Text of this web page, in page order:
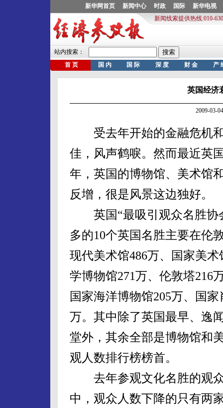
英国经济
2009-03-
受去年开始的金融危机和
佳，风声鹤唳。然而最近英
年，英国的博物馆、美术馆
反增，很是风景这边独好。
英国“最吸引观众名胜协
多的10个英国名胜主要在伦
现代美术馆486万、国家美
学博物馆271万、伦敦塔216
国家海洋博物馆205万、国
万。其中除了英国最早、逸
堂外，其余全部是博物馆和
观人数排行榜榜首。
去年参观文化名胜的观众
中，观众人数下降的只有两